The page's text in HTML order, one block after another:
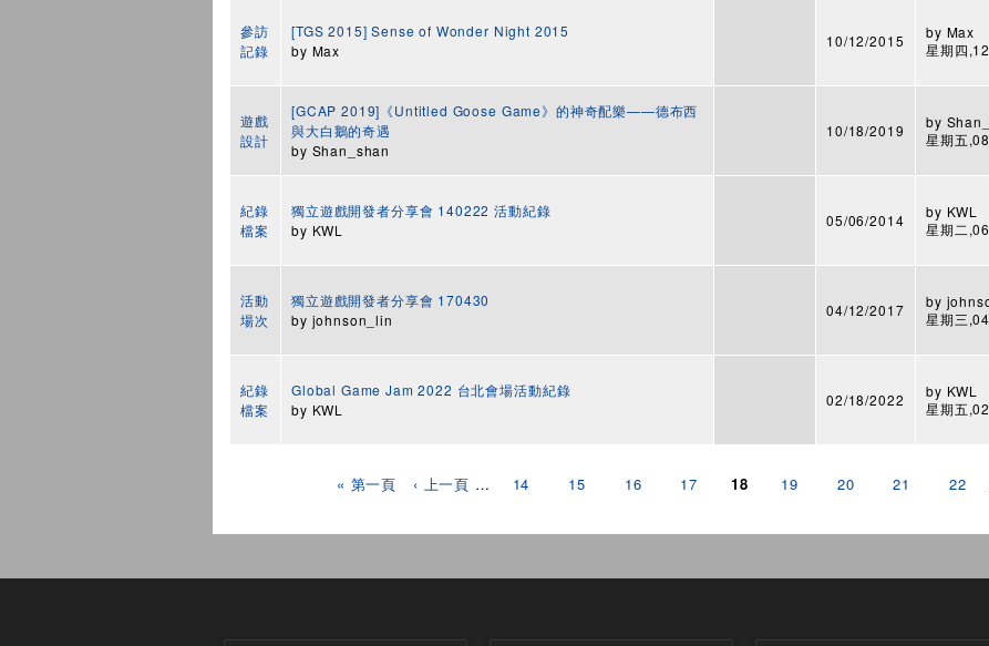
參訪
記錄
[TGS 2015] Sense of Wonder Night 2015
by Max
10/12/2015 by Max
星期四
遊戲
設計
[GCAP 2019]《Untitled Goose Game》的神奇配樂——德布西
與大白鵝的奇遇
by Shan_shan
10/18/2019 by
星期五
紀錄
檔案
獨立遊戲開發者分享會 140222 活動紀錄
by KWL
05/06/2014 by KWL
星期二
活動
場次
獨立遊戲開發者分享會 170430
by johnson_lin
04/12/2017 by
星期三
紀錄
檔案
Global Game Jam 2022 台北會場活動紀錄
by KWL
02/18/2022 by KWL
星期五
« 第一頁 ‹ 上一頁 … 14 15 16 17 18 19 20 21 22